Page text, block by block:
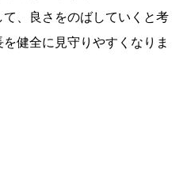
て、良さをのばしていくと考
健全に見守りやすくなりま